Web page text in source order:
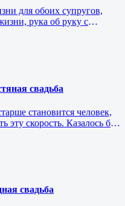
для обоих супругов,
рука об руку с
свадьба
становится человек,
эту скорость. Казалось бы,
свадьба